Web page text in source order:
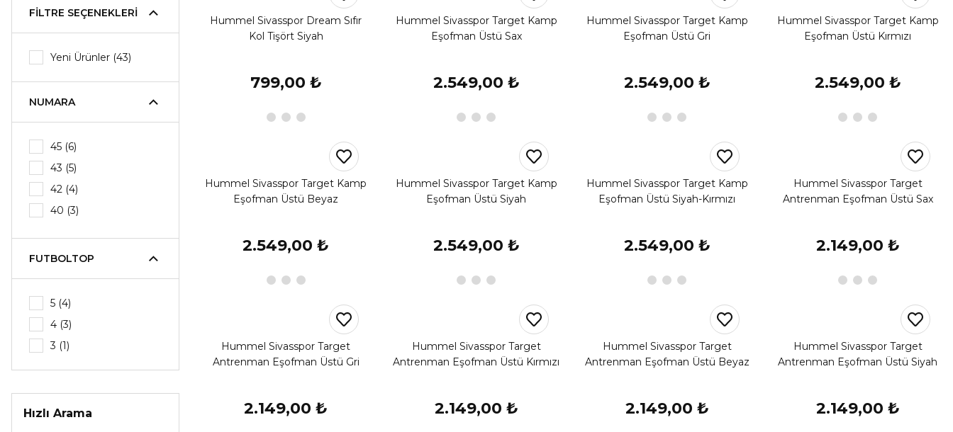
FILTRE SEÇENEKLERI
Yeni Ürünler (43)
NUMARA
45 (6)
43 (5)
42 (4)
40 (3)
39 (2)
FUTBOLTOP
5 (4)
4 (3)
3 (1)
Hızlı Arama
Hummel Sivasspor Dream Sıfır
Kol Tişört Siyah
799,00 ₺
Hummel Sivasspor Target Kamp
Eşofman Üstü Sax
2.549,00 ₺
Hummel Sivasspor Target Kamp
Eşofman Üstü Gri
2.549,00 ₺
Hummel Sivasspor Target Kamp
Eşofman Üstü Kırmızı
2.549,00 ₺
Hummel Sivasspor Target Kamp
Eşofman Üstü Beyaz
2.549,00 ₺
Hummel Sivasspor Target Kamp
Eşofman Üstü Siyah
2.549,00 ₺
Hummel Sivasspor Target Kamp
Eşofman Üstü Siyah-Kırmızı
2.549,00 ₺
Hummel Sivasspor Target
Antrenman Eşofman Üstü Sax
2.149,00 ₺
Hummel Sivasspor Target
Antrenman Eşofman Üstü Gri
2.149,00 ₺
Hummel Sivasspor Target
Antrenman Eşofman Üstü Kırmızı
2.149,00 ₺
Hummel Sivasspor Target
Antrenman Eşofman Üstü Beyaz
2.149,00 ₺
Hummel Sivasspor Target
Antrenman Eşofman Üstü Siyah
2.149,00 ₺